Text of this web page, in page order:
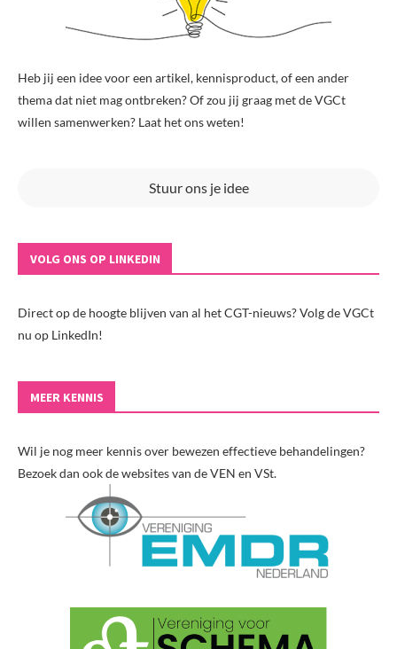
Heb jij een idee voor een artikel, kennisproduct, of een ander
thema dat niet mag ontbreken? Of zou jij graag met de VGCt
willen samenwerken? Laat het ons weten!
Stuur ons je idee
VOLG ONS OP LINKEDIN
Direct op de hoogte blijven van al het CGT-nieuws? Volg de VGCt
nu op LinkedIn!
MEER KENNIS
Wil je nog meer kennis over bewezen effectieve behandelingen?
Bezoek dan ook de websites van de VEN en VSt.